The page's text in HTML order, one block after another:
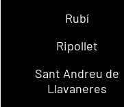
Rubí
Ripollet
Sant Andreu de
Llavaneres